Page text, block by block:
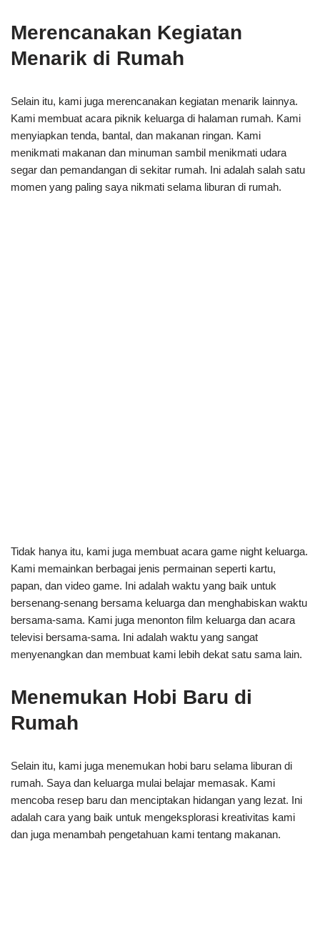
Merencanakan Kegiatan
Menarik di Rumah
Selain itu, kami juga merencanakan kegiatan menarik lainnya.
Kami membuat acara piknik keluarga di halaman rumah. Kami
menyiapkan tenda, bantal, dan makanan ringan. Kami
menikmati makanan dan minuman sambil menikmati udara
segar dan pemandangan di sekitar rumah. Ini adalah salah satu
momen yang paling saya nikmati selama liburan di rumah.
Tidak hanya itu, kami juga membuat acara game night keluarga.
Kami memainkan berbagai jenis permainan seperti kartu,
papan, dan video game. Ini adalah waktu yang baik untuk
bersenang-senang bersama keluarga dan menghabiskan waktu
bersama-sama. Kami juga menonton film keluarga dan acara
televisi bersama-sama. Ini adalah waktu yang sangat
menyenangkan dan membuat kami lebih dekat satu sama lain.
Menemukan Hobi Baru di
Rumah
Selain itu, kami juga menemukan hobi baru selama liburan di
rumah. Saya dan keluarga mulai belajar memasak. Kami
mencoba resep baru dan menciptakan hidangan yang lezat. Ini
adalah cara yang baik untuk mengeksplorasi kreativitas kami
dan juga menambah pengetahuan kami tentang makanan.